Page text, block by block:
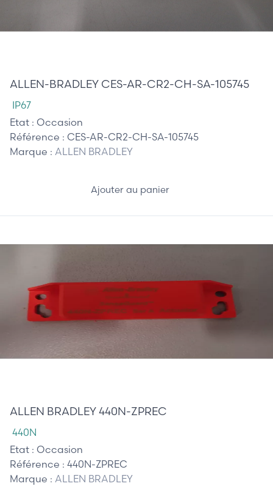
ALLEN-BRADLEY CES-AR-CR2-CH-SA-105745
IP67
Etat : Occasion
Référence : CES-AR-CR2-CH-SA-105745
Marque : ALLEN BRADLEY
Ajouter au panier
ALLEN BRADLEY 440N-ZPREC
440N
Etat : Occasion
Référence : 440N-ZPREC
Marque : ALLEN BRADLEY